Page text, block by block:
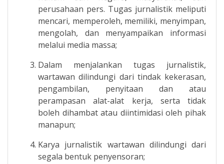
perusahaan pers. Tugas jurnalistik meliputi
mencari, memperoleh, memiliki, menyimpan,
mengolah, dan menyampaikan informasi
melalui media massa;
Dalam menjalankan tugas jurnalistik,
wartawan dilindungi dari tindak kekerasan,
pengambilan, penyitaan dan atau
perampasan alat-alat kerja, serta tidak
boleh dihambat atau diintimidasi oleh pihak
manapun;
Karya jurnalistik wartawan dilindungi dari
segala bentuk penyensoran;